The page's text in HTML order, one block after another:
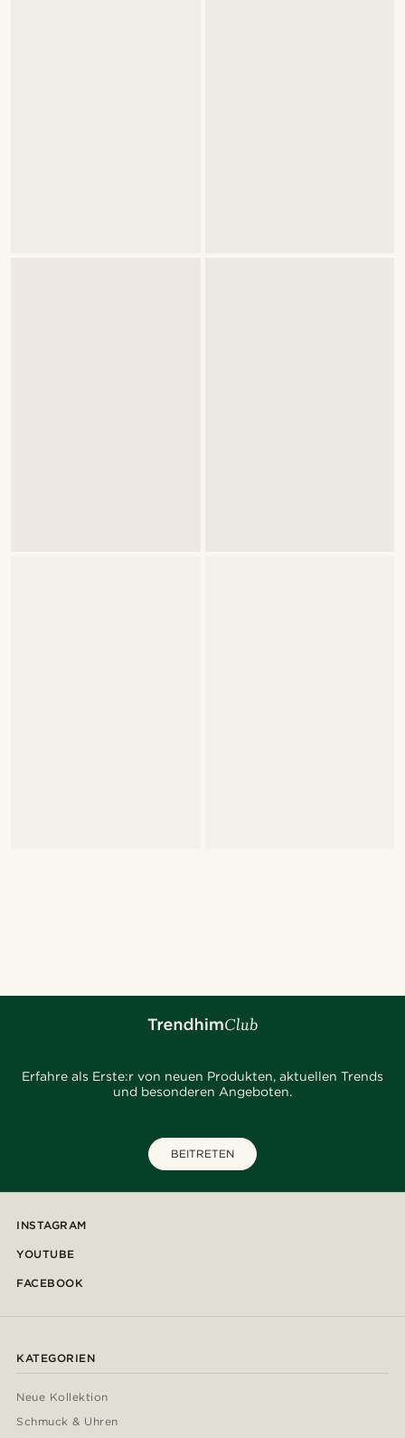
Erfahre als Erste:r von neuen Produkten, aktuellen Trends
und besonderen Angeboten.
BEITRETEN
INSTAGRAM
YOUTUBE
FACEBOOK
KATEGORIEN
Neue Kollektion
Schmuck & Uhren